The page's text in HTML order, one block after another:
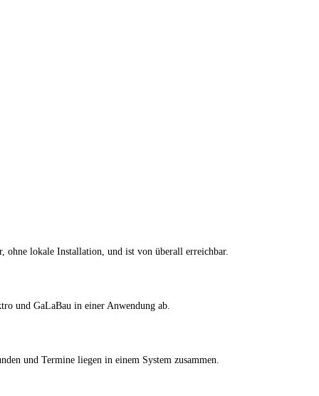
ohne lokale Installation, und ist von überall erreichbar.
und GaLaBau in einer Anwendung ab.
und Termine liegen in einem System zusammen.